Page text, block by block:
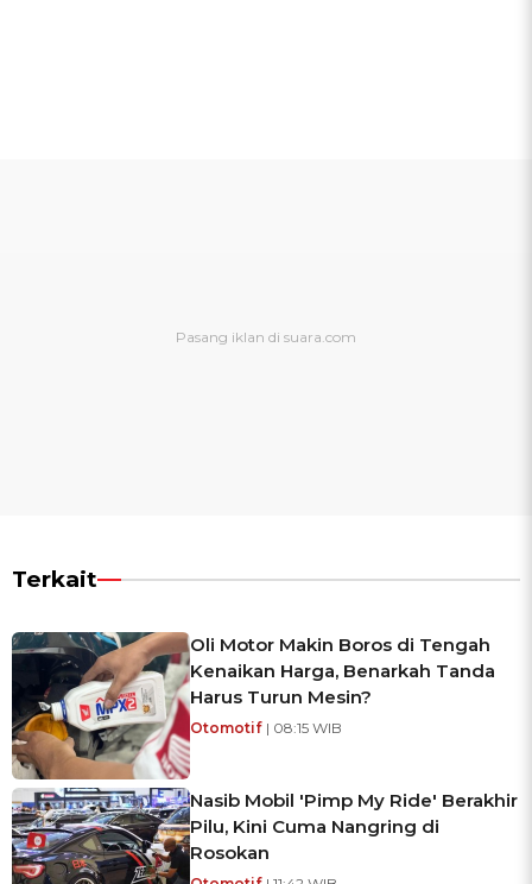
Terkait
Oli Motor Makin Boros di Tengah
Kenaikan Harga, Benarkah Tanda
Harus Turun Mesin?
Otomotif | 08:15 WIB
Nasib Mobil 'Pimp My Ride' Berakhir
Pilu, Kini Cuma Nangring di
Rosokan